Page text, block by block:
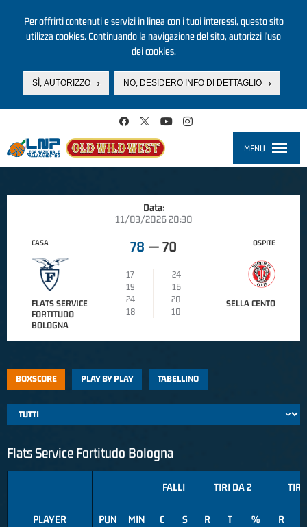
Per offrirti contenuti e servizi in linea con i tuoi interessi, questo sito
utilizza cookies. Continuando la navigazione del sito, autorizzi l’uso
dei cookies.
SÌ, AUTORIZZO NO, DESIDERO INFO DI DETTAGLIO
MENU
Data:
11/03/2026 20:30
CASA
FLATS SERVICE
FORTITUDO
BOLOGNA
78 — 70
17
24
19
16
24
20
18
10
OSPITE
SELLA CENTO
BOXSCORE PLAY BY PLAY TABELLINO
Flats Service Fortitudo Bologna
PLAYER
FALLI TIRI DA 2 TIRI
PUN MIN C S R T % R